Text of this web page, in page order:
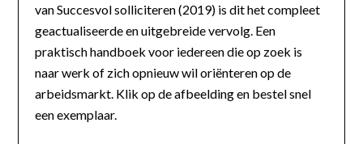
van Succesvol solliciteren (2019) is dit het compleet
geactualiseerde en uitgebreide vervolg. Een
praktisch handboek voor iedereen die op zoek is
naar werk of zich opnieuw wil oriënteren op de
arbeidsmarkt. Klik op de afbeelding en bestel snel
een exemplaar.